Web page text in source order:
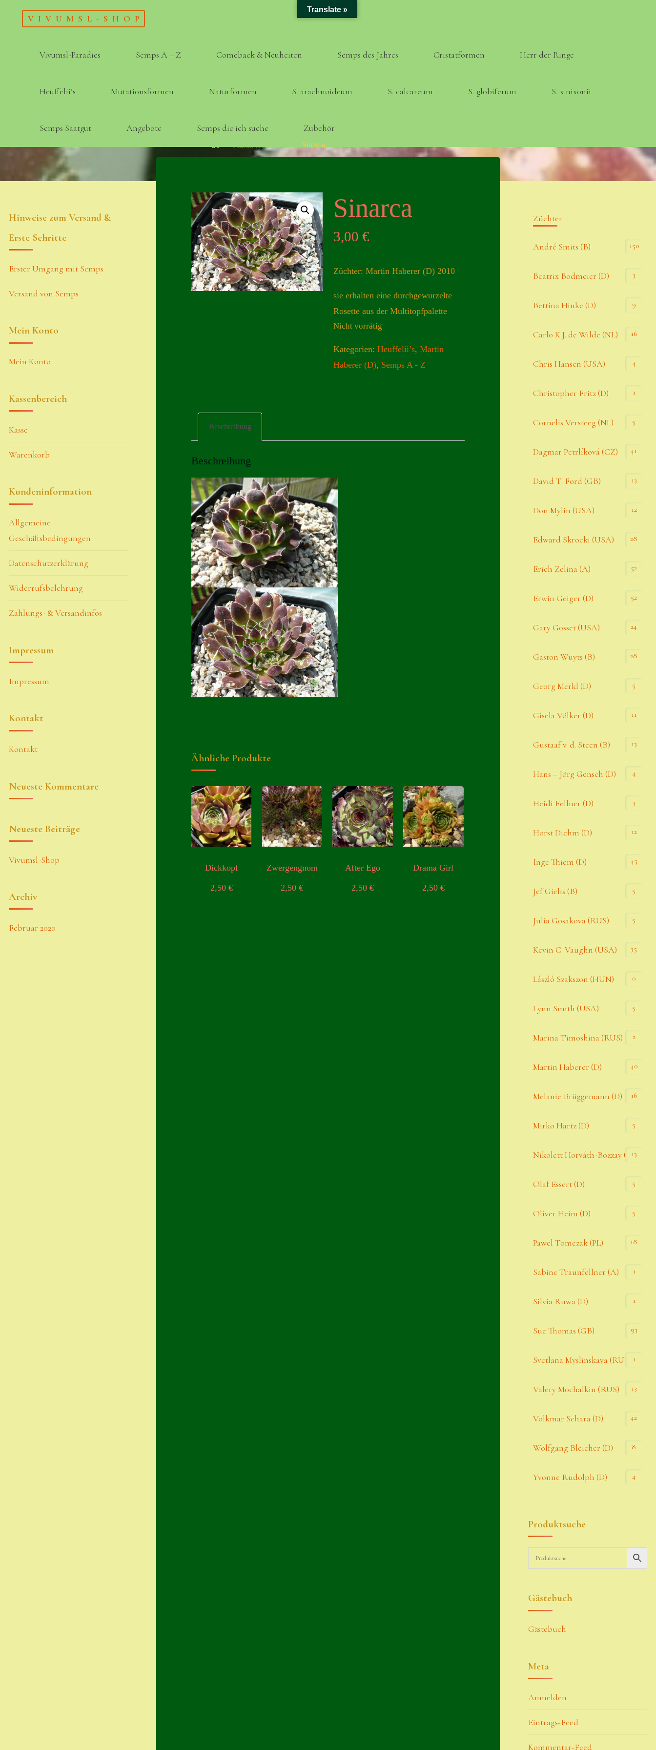
VIVUMSL-SHOP
Vivumsl-Paradies Semps A – Z Comeback & Neuheiten Semps des Jahres Cristatformen Herr der Ringe
Heuffelii’s Mutationsformen Naturformen S. arachnoideum S. calcareum S. globiferum S. x nixonii
Semps Saatgut Angebote Semps die ich suche Zubehör
Kategorien
Translator
Versand
Versand von Semps
Warenkorb
Warenkorb
Widerrufsbelehrung
Martin Haberer (D) Sinarca
Sinarca
3,00€
Züchter: Martin Haberer (D) 2010
sie erhalten eine durchgewurzelte
Rosette aus der Multitopfpalette
Nicht vorrätig
Kategorien:Heuffelii’s,Martin
Haberer (D), Semps A - Z
Beschreibung
Beschreibung
Ähnliche Produkte
Dickkopf
2,50 €
Zwergengnom
2,50€
After Ego
2,50€
Drama Girl
2,50 €
Hinweise zum Versand &
Erste Schritte
Erster Umgang mit Semps
Versand von Semps
Mein Konto
Mein Konto
Kassenbereich
Kasse
Warenkorb
Kundeninformation
Allgemeine
Geschäftsbedingungen
Datenschutzerklärung
Widerrufsbelehrung
Zahlungs- & Versandinfos
Impressum
Impressum
Kontakt
Kontakt
Neueste Kommentare
Neueste Beiträge
Vivumsl-Shop
Archiv
Februar 2020
Züchter
André Smits (B) 150
Beatrix Bodmeier (D) 3
Bettina Hinke (D) 9
Carlo K.J. de Wilde (NL) 16
Chris Hansen (USA) 4
Christopher Fritz (D) 1
Cornelis Versteeg (NL) 5
Dagmar Petrlíková (CZ) 41
David T. Ford (GB) 13
Don Mylin (USA) 12
Edward Skrocki (USA) 28
Erich Zelina (A) 52
Erwin Geiger (D) 52
Gary Gosset (USA) 24
Gaston Wuyts (B) 28
Georg Merkl (D) 5
Gisela Völker (D) 11
Gustaaf v. d. Steen (B) 13
Hans – Jörg Gensch (D) 4
Heidi Fellner (D) 3
Horst Diehm (D) 12
Inge Thiem (D) 45
Jef Gielis (B) 5
Julia Gosakova (RUS) 5
Kevin C. Vaughn (USA) 35
László Szakszon (HUN) 0
Lynn Smith (USA) 5
Marina Timoshina (RUS) 2
Martin Haberer (D) 40
Melanie Brüggemann (D) 16
Mirko Hartz (D) 5
Nikolett Horváth-Bozzay (A)13
Olaf Essert (D) 5
Oliver Heim (D) 5
Pawel Tomczak (PL) 18
Sabine Traunfellner (A) 1
Silvia Ruwa (D) 1
Sue Thomas (GB) 93
Svetlana Myslinskaya (RUS) 1
Valery Mochalkin (RUS) 13
Volkmar Schara (D) 42
Wolfgang Bleicher (D) 8
Yvonne Rudolph (D) 4
Produktsuche
Gästebuch
Gästebuch
Meta
Anmelden
Eintrags-Feed
Kommentar-Feed
Translate »